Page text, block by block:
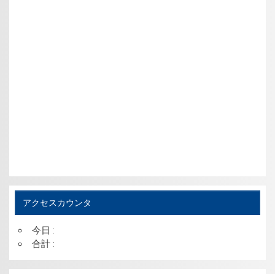
アクセスカウンタ
今日 :
合計 :